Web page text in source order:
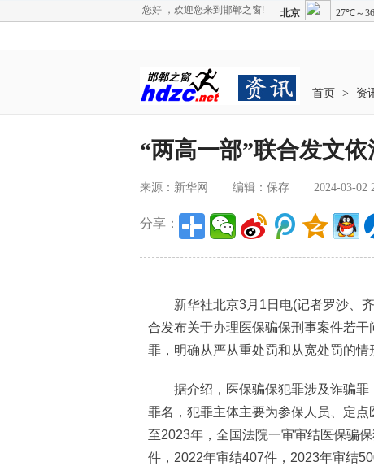
您好 ，欢迎您来到邯郸之窗!
首页 > 资
“两高一部”联合发文
来源：新华网 编辑：保存 2024-03-02
分享：
新华社北京3月1日电(记者罗沙、齐
合发布关于办理医保骗保刑事案件若
罪，明确从严从重处罚和从宽处罚的情
据介绍，医保骗保犯罪涉及诈骗罪
罪名，犯罪主体主要为参保人员、定
至2023年，全国法院一审审结医保骗
件，2022年审结407件，2023年审结